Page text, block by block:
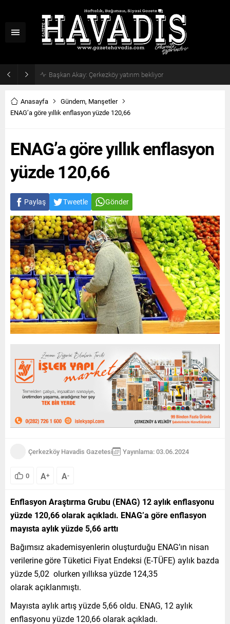
Haziran ayı ilk oturumu tamamlandı
Anasayfa Gündem, Manşetler
ENAG’a göre yıllık enflasyon yüzde 120,66
ENAG’a göre yıllık enflasyon
yüzde 120,66
Paylaş Tweetle Gönder
Çerkezköy Havadis Gazetesi Yayınlama: 03.06.2024
0 A+ A-
Enflasyon Araştırma Grubu (ENAG) 12 aylık enflasyonu
yüzde 120,66 olarak açıkladı. ENAG’a göre enflasyon
mayısta aylık yüzde 5,66 arttı
Bağımsız akademisyenlerin oluşturduğu ENAG’ın nisan
verilerine göre Tüketici Fiyat Endeksi (E-TÜFE) aylık bazda
yüzde 5,02 olurken yıllıksa yüzde 124,35
olarak açıklanmıştı.
Mayısta aylık artış yüzde 5,66 oldu. ENAG, 12 aylık
enflasyonu yüzde 120,66 olarak açıkladı.